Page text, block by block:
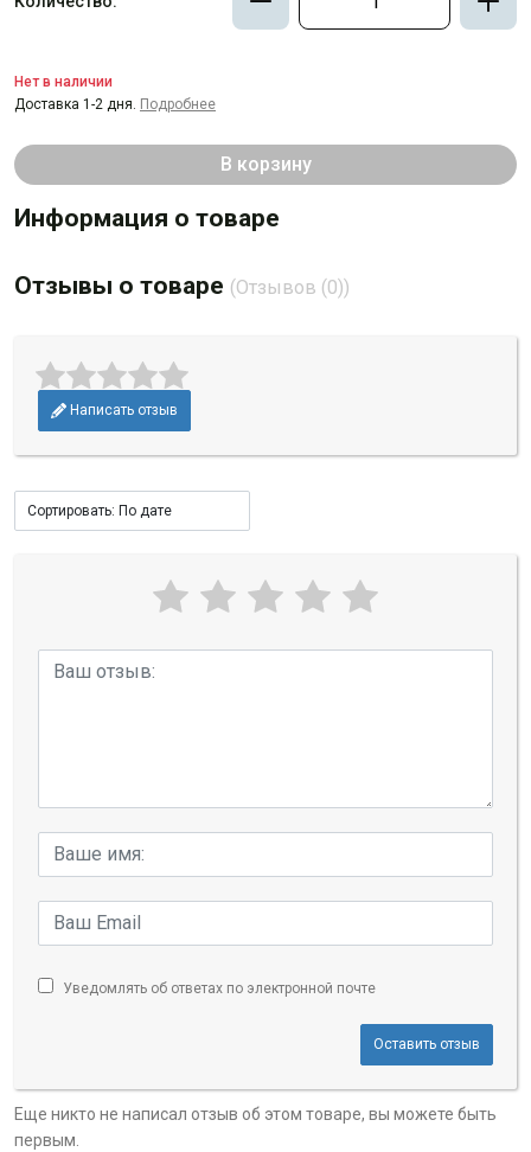
В корзину
Нет в наличии
Доставка 1-2 дня. Подробнее
Информация о товаре
Отзывы о товаре (Отзывов (0))
Написать отзыв
Уведомлять об ответах по электронной почте
Оставить отзыв
Еще никто не написал отзыв об этом товаре, вы можете быть
первым.